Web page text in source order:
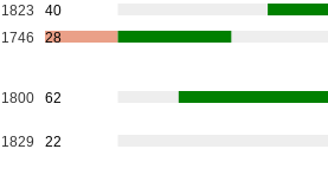
1823
40
1746 28
1800 62
1829 22